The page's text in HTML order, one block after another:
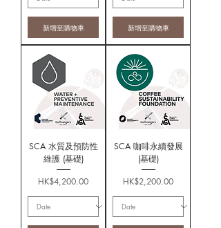
新增至購物車 新增至購物車
SCA 水質及預防性
維護 (基礎)
價格
HK$4,200.00
SCA 咖啡永續發展
(基礎)
價格
HK$2,200.00